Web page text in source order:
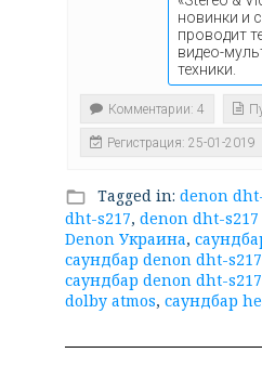
новинки и
проводит
видео-
техники.
Комментарии: 4
Регистрация: 25-01-2019
folder_open Tagged in: denon
dht-s217, denon dht-s217
Denon Украина,
саундбар denon dht-
саундбар denon dht-
dolby atmos, саундбар